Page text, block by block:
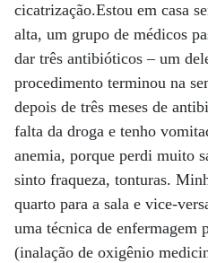
cicatrização.Estou em casa
alta, um grupo de médicos
dar três antibióticos – um
procedimento terminou na
depois de três meses de
falta da droga e tenho
anemia, porque perdi muito
sinto fraqueza, tonturas.
quarto para a sala e vice-
uma técnica de enfermagem
(inalação de oxigênio